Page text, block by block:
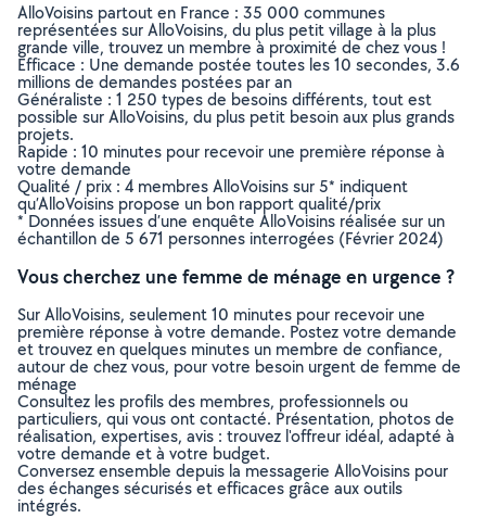
AlloVoisins partout en France : 35 000 communes
représentées sur AlloVoisins, du plus petit village à la plus
grande ville, trouvez un membre à proximité de chez vous !
Efficace : Une demande postée toutes les 10 secondes, 3.6
millions de demandes postées par an
Généraliste : 1 250 types de besoins différents, tout est
possible sur AlloVoisins, du plus petit besoin aux plus grands
projets.
Rapide : 10 minutes pour recevoir une première réponse à
votre demande
Qualité / prix : 4 membres AlloVoisins sur 5* indiquent
qu’AlloVoisins propose un bon rapport qualité/prix
* Données issues d’une enquête AlloVoisins réalisée sur un
échantillon de 5 671 personnes interrogées (Février 2024)
Vous cherchez une femme de ménage en urgence ?
Sur AlloVoisins, seulement 10 minutes pour recevoir une
première réponse à votre demande. Postez votre demande
et trouvez en quelques minutes un membre de confiance,
autour de chez vous, pour votre besoin urgent de femme de
ménage
Consultez les profils des membres, professionnels ou
particuliers, qui vous ont contacté. Présentation, photos de
réalisation, expertises, avis : trouvez l'offreur idéal, adapté à
votre demande et à votre budget.
Conversez ensemble depuis la messagerie AlloVoisins pour
des échanges sécurisés et efficaces grâce aux outils
intégrés.